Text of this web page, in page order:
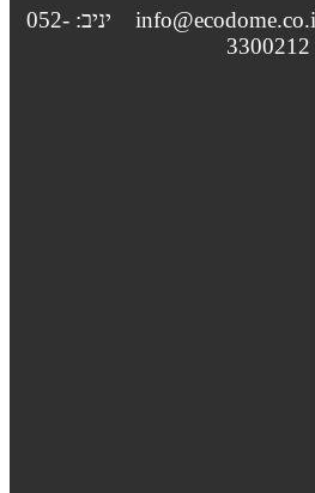
נשמח לשמוע ממך! info@ecodome.co.il יניב: 052-
3300212